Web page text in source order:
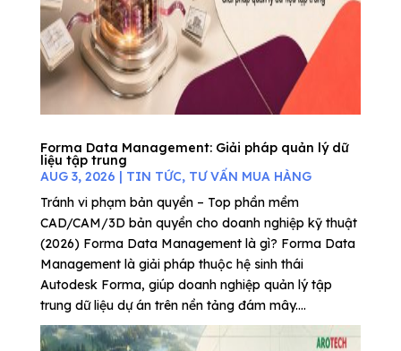
Forma Data Management: Giải pháp quản lý dữ
liệu tập trung
AUG 3, 2026 | TIN TỨC, TƯ VẤN MUA HÀNG
Tránh vi phạm bản quyền – Top phần mềm
CAD/CAM/3D bản quyền cho doanh nghiệp kỹ thuật
(2026) Forma Data Management là gì? Forma Data
Management là giải pháp thuộc hệ sinh thái
Autodesk Forma, giúp doanh nghiệp quản lý tập
trung dữ liệu dự án trên nền tảng đám mây....